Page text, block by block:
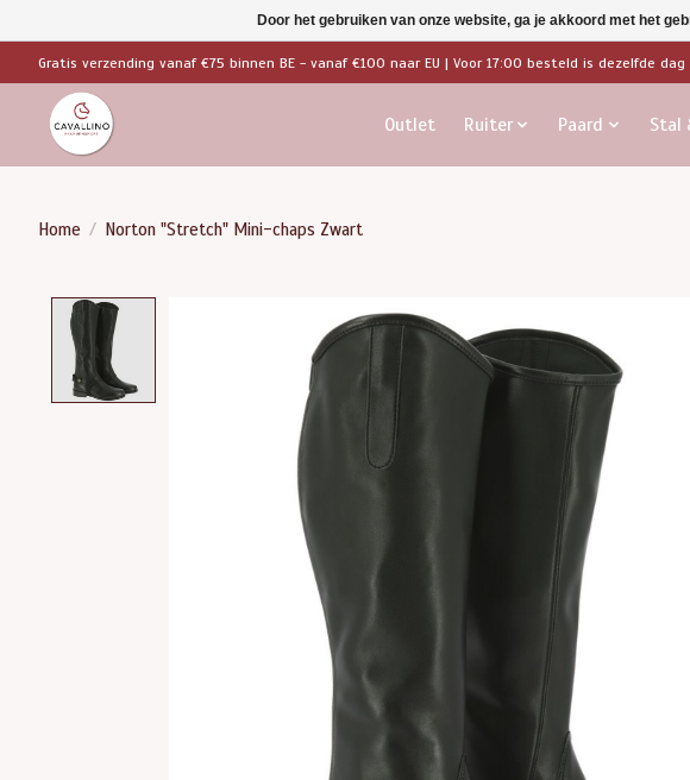
Gratis verzending vanaf €75 binnen BE - vanaf €100 naar EU | Voor 17:00 besteld is dezelfde
Outlet Ruiter Paard Stal
Home / Norton "Stretch" Mini-chaps Zwart
Product image slideshow Items
Door het gebruiken van onze website, ga je akkoord met het